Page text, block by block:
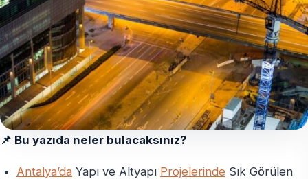
📌 Bu yazıda neler bulacaksınız?
Antalya’da Yapı ve Altyapı Projelerinde Sık Görülen